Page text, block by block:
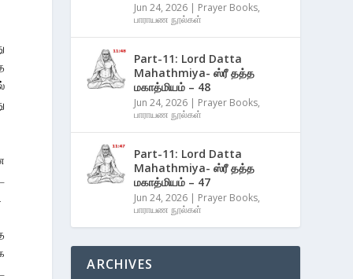
Jun 24, 2026 | Prayer Books,
பாராயண நூல்கள்
Part-11: Lord Datta
Mahathmiya- ஸ்ரீ தத்த
மகாத்மியம் – 48
Jun 24, 2026 | Prayer Books,
பாராயண நூல்கள்
Part-11: Lord Datta
Mahathmiya- ஸ்ரீ தத்த
மகாத்மியம் – 47
Jun 24, 2026 | Prayer Books,
பாராயண நூல்கள்
ARCHIVES